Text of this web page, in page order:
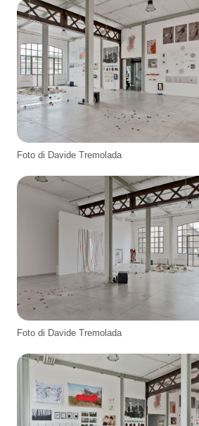
Foto di Davide Tremolada
Foto di Davide Tremolada